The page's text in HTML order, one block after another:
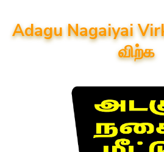
Adagu Nagaiyai
விற்க